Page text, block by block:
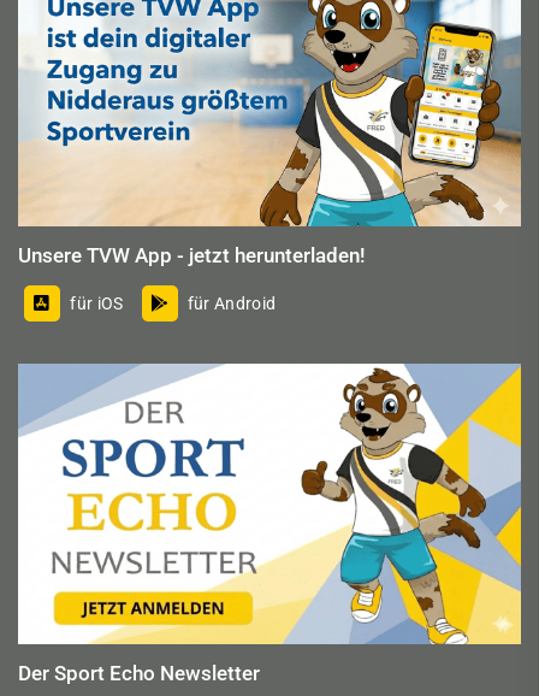
Unsere TVW App - jetzt herunterladen!
für iOS für Android
Der Sport Echo Newsletter